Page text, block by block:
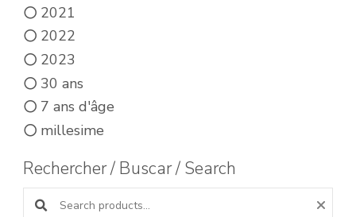
2021
2022
2023
30 ans
7 ans d'âge
millesime
Rechercher / Buscar / Search
Search products: